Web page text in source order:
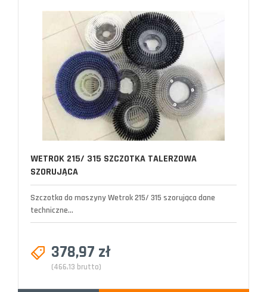
WETROK 215/ 315 SZCZOTKA TALERZOWA
SZORUJĄCA
Szczotka do maszyny Wetrok 215/ 315 szorująca dane
techniczne...
378,97 zł
(466,13 brutto)